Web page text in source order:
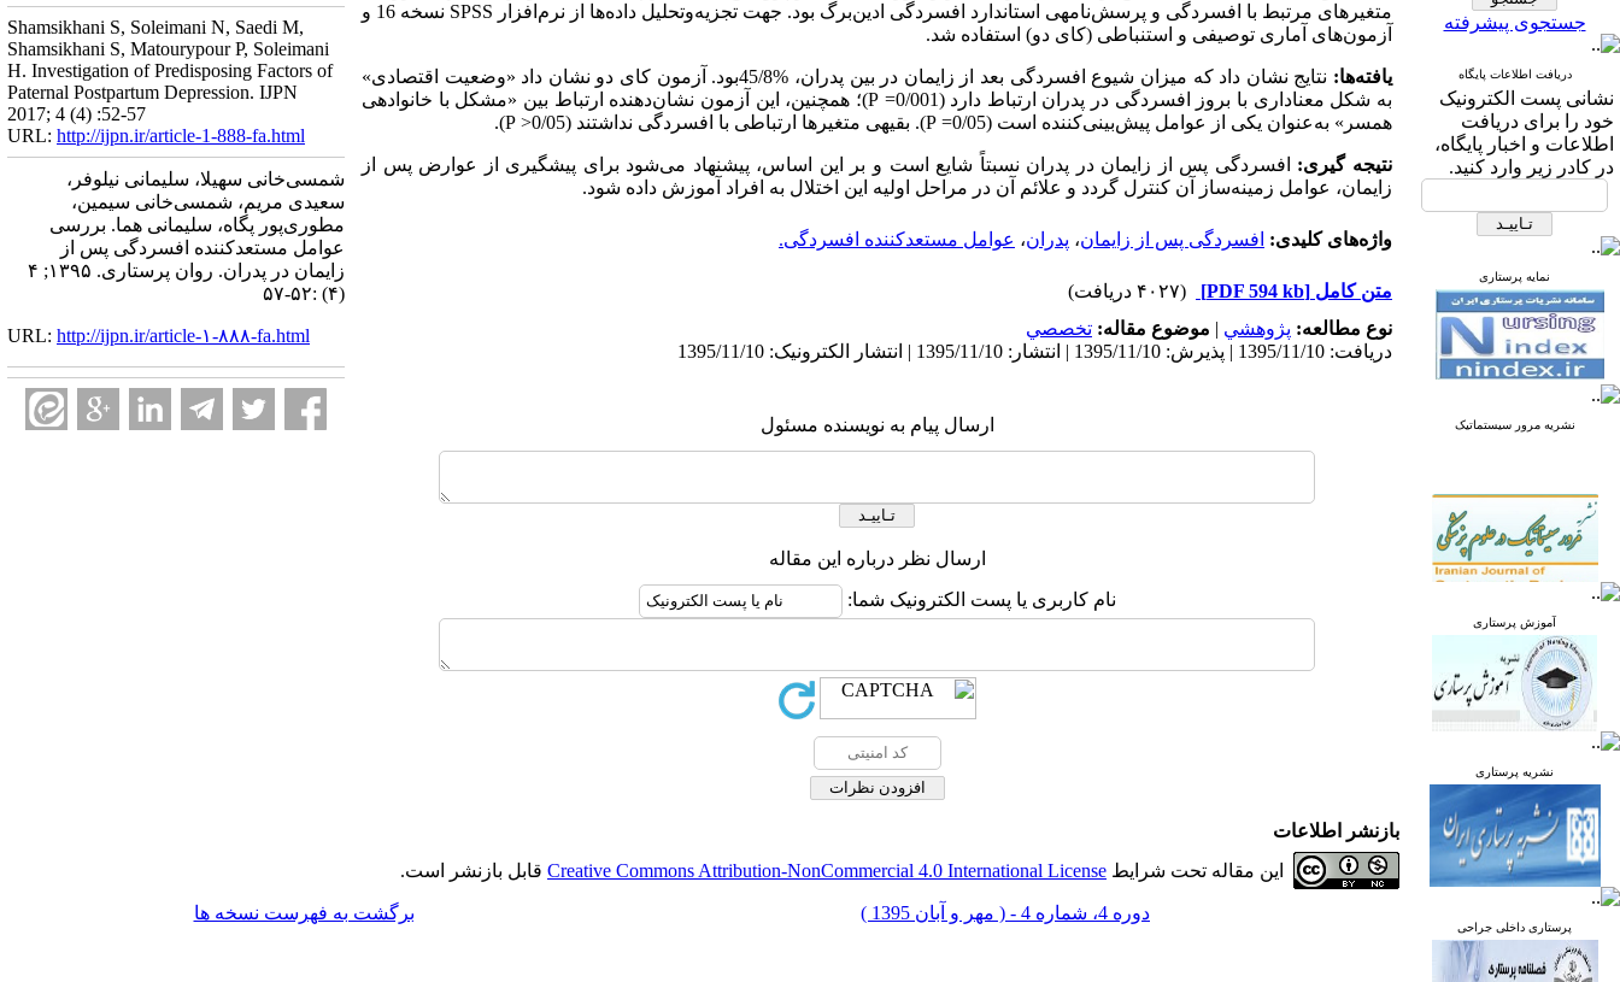
جستجوی پیشرفته
دریافت اطلاعات پایگاه
نشانی پست الکترونیک
خود را برای دریافت
اطلاعات و اخبار پایگاه،
در کادر زیر وارد کنید.
نمایه پرستاری
نشریه مرور سیستماتیک
آموزش پرستاری
نشریه پرستاری
پرستاری داخلی جراحی
متغیرهای مرتبط با افسردگی و پرسش‌نامهی استاندارد افسردگی ادین‌برگ بود. جهت تجزیه‌وتحلیل داده‌ها از نرم‌افزار SPSS
نسخه 16 و
آزمون‌های آماری توصیفی و استنباطی (کای دو) استفاده شد.
یافته‌ها:
نتایج نشان داد که میزان شیوع افسردگی بعد از زایمان در بین پدران، %45/8بود. آزمون کای دو نشان داد «وضعیت اقتصادی»
به شکل معناداری با بروز افسردگی در پدران ارتباط دارد (0/001=
P)؛ همچنین، این آزمون نشان‌دهنده ارتباط بین «مشکل با خانوادهی
همسر» به‌عنوان یکی از عوامل پیش‌بینی‌کننده است (0/05=
P). بقیهی متغیرها ارتباطی با افسردگی نداشتند (0/05< P
).
نتیجه گیری: افسردگی پس از زایمان در پدران نسبتاً شایع است و بر این اساس، پیشنهاد می‌شود برای پیشگیری از عوارض پس از
زایمان، عوامل زمینه‌ساز آن کنترل گردد و علائم آن در مراحل اولیه این اختلال به افراد آموزش داده شود.
واژه‌های کلیدی: افسردگی پس از زایمان، پدران، عوامل مستعدکننده افسردگی.
متن کامل [PDF 594 kb]
(۴۰۲۷ دریافت)
نوع مطالعه: پژوهشي | موضوع مقاله: تخصصي
دریافت: 1395/11/10 | پذیرش: 1395/11/10 | انتشار: 1395/11/10 | انتشار الکترونیک: 1395/11/10
ارسال پیام به نویسنده مسئول
ارسال نظر درباره این مقاله
نام کاربری یا پست الکترونیک شما:
Shamsikhani S, Soleimani N, Saedi M,
Shamsikhani S, Matourypour P, Soleimani
H. Investigation of Predisposing Factors of
Paternal Postpartum Depression. IJPN
2017; 4 (4) :52-57
URL: http://ijpn.ir/article-1-888-fa.html
شمسی‌خانی سهیلا، سلیمانی نیلوفر،
سعیدی مریم، شمسی‌خانی سیمین،
مطوری‌پور پگاه، سلیمانی هما. بررسی
عوامل مستعدکننده افسردگی پس از
زایمان در پدران. روان پرستاری. ۱۳۹۵; ۴
(۴) :۵۲-۵۷
URL: http://ijpn.ir/article-۱-۸۸۸-fa.html
بازنشر اطلاعات
این مقاله تحت شرایط Creative Commons Attribution-NonCommercial 4.0 International License قابل بازنشر است.
دوره 4، شماره 4 - ( مهر و آبان 1395 ) برگشت به فهرست نسخه ها